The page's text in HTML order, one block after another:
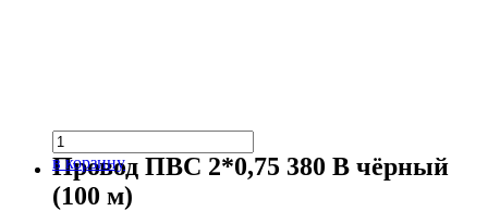
в корзину
Провод ПВС 2*0,75 380 В чёрный
(100 м)